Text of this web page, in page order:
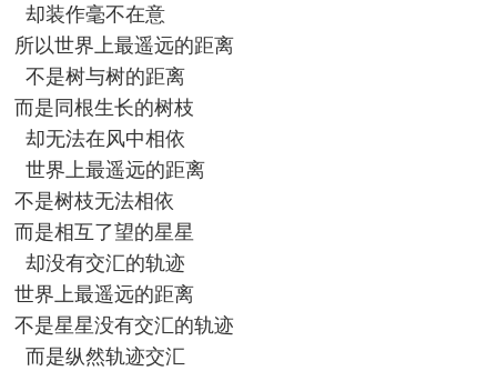
却装作毫不在意
所以世界上最遥远的距离
不是树与树的距离
而是同根生长的树枝
却无法在风中相依
世界上最遥远的距离
不是树枝无法相依
而是相互了望的星星
却没有交汇的轨迹
世界上最遥远的距离
不是星星没有交汇的轨迹
而是纵然轨迹交汇